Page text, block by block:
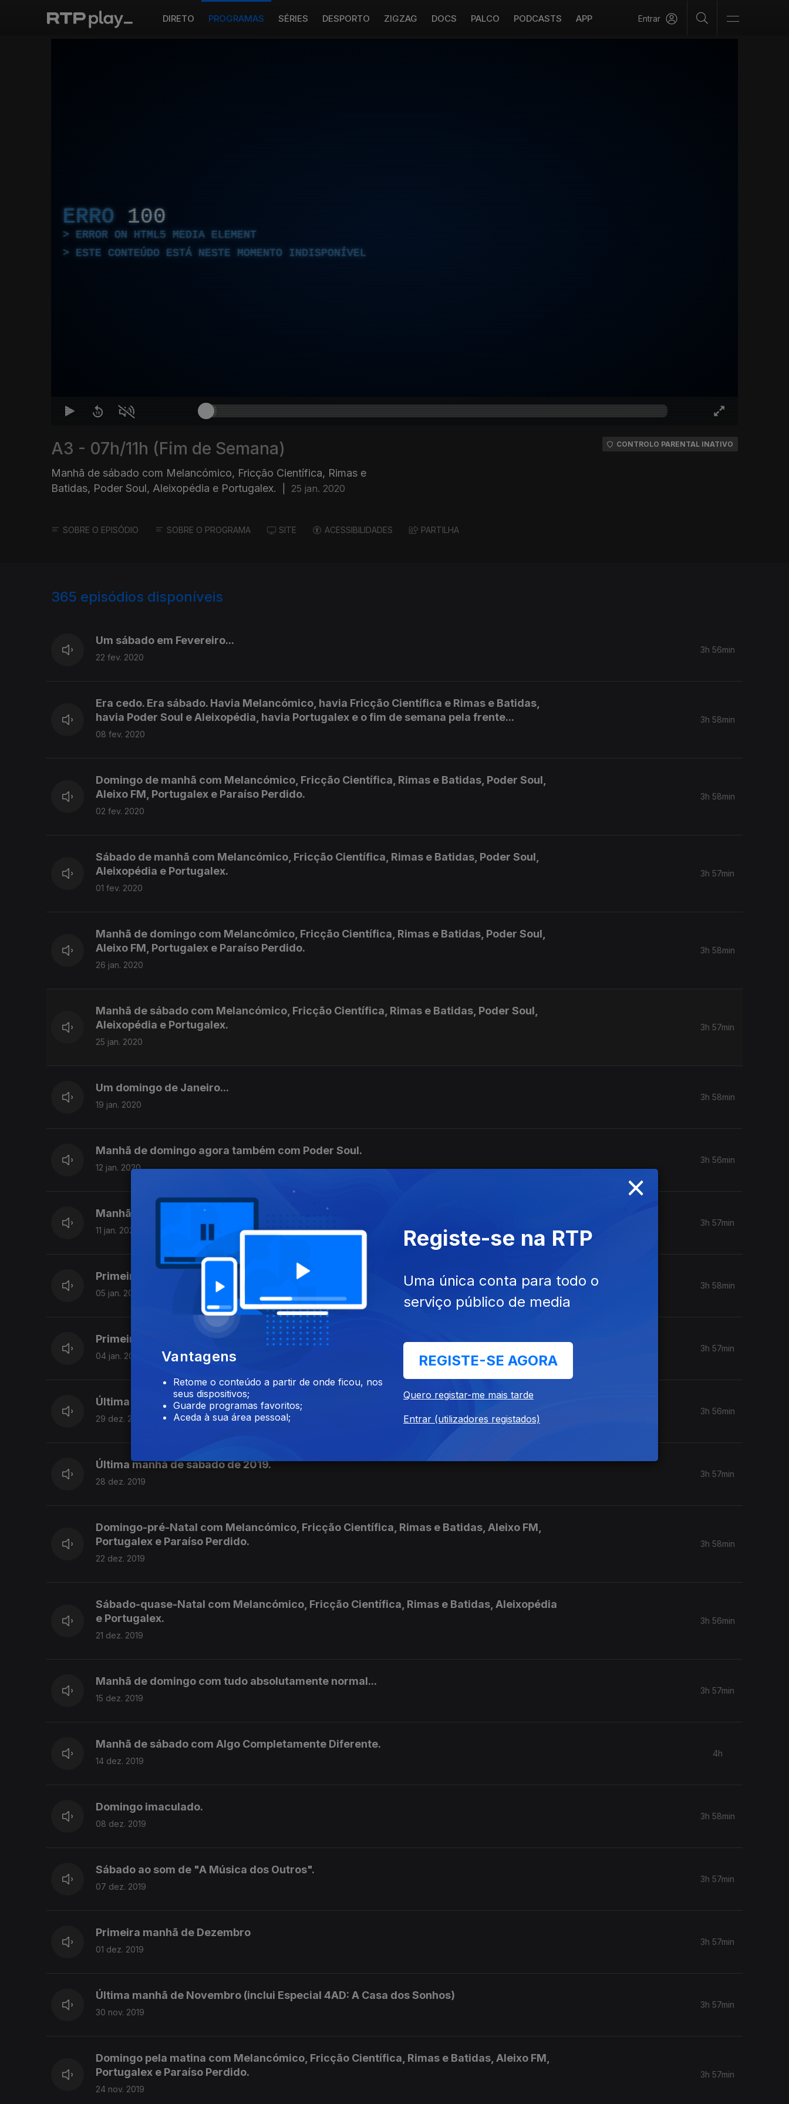
DIRETO PROGRAMAS SÉRIES DESPORTO ZIGZAG DOCS PALCO PODCASTS APP Entrar
ERRO 100
ERROR ON HTML5 MEDIA ELEMENT
ESTE CONTEÚDO ESTÁ NESTE MOMENTO INDISPONÍVEL
A3 - 07h/11h (Fim de Semana)
Manhã de sábado com Melancómico, Fricção Científica, Rimas e
Batidas, Poder Soul, Aleixopédia e Portugalex.
25 jan. 2020
CONTROLO PARENTAL INATIVO
SOBRE O EPISÓDIO SOBRE O PROGRAMA SITE ACESSIBILIDADES PARTILHA
365 episódios disponíveis
Um sábado em Fevereiro...
22 fev. 2020
3h 56min
Era cedo. Era sábado. Havia Melancómico, havia Fricção Científica e Rimas e Batidas,
havia Poder Soul e Aleixopédia, havia Portugalex e o fim de semana pela frente...
08 fev. 2020
3h 58min
Domingo de manhã com Melancómico, Fricção Científica, Rimas e Batidas, Poder Soul,
Aleixo FM, Portugalex e Paraíso Perdido.
02 fev. 2020
3h 58min
Sábado de manhã com Melancómico, Fricção Científica, Rimas e Batidas, Poder Soul,
Aleixopédia e Portugalex.
01 fev. 2020
3h 57min
Manhã de domingo com Melancómico, Fricção Científica, Rimas e Batidas, Poder Soul,
Aleixo FM, Portugalex e Paraíso Perdido.
26 jan. 2020
3h 58min
Manhã de sábado com Melancómico, Fricção Científica, Rimas e Batidas, Poder Soul,
Aleixopédia e Portugalex.
25 jan. 2020
3h 57min
Um domingo de Janeiro...
19 jan. 2020
3h 58min
Manhã de domingo agora também com Poder Soul.
12 jan. 2020
3h 56min
Manhã de sábado com Poder Soul, cara de sono e "Os Rostos de Madame X".
11 jan. 2020
3h 57min
Primeira manhã de domingo de 2020.
05 jan. 2020
3h 58min
Primeira manhã de sábado de 2020.
04 jan. 2020
3h 57min
Última manhã de domingo de 2019.
29 dez. 2019
3h 56min
Última manhã de sábado de 2019.
28 dez. 2019
3h 57min
Domingo-pré-Natal com Melancómico, Fricção Científica, Rimas e Batidas, Aleixo FM,
Portugalex e Paraíso Perdido.
22 dez. 2019
3h 58min
Sábado-quase-Natal com Melancómico, Fricção Científica, Rimas e Batidas, Aleixopédia
e Portugalex.
21 dez. 2019
3h 56min
Manhã de domingo com tudo absolutamente normal...
15 dez. 2019
3h 57min
Manhã de sábado com Algo Completamente Diferente.
14 dez. 2019
4h
Domingo imaculado.
08 dez. 2019
3h 58min
Sábado ao som de "A Música dos Outros".
07 dez. 2019
3h 57min
Primeira manhã de Dezembro
01 dez. 2019
3h 57min
Última manhã de Novembro (inclui Especial 4AD: A Casa dos Sonhos)
30 nov. 2019
3h 57min
Domingo pela matina com Melancómico, Fricção Científica, Rimas e Batidas, Aleixo FM,
Portugalex e Paraíso Perdido.
24 nov. 2019
3h 57min
×
Vantagens
Retome o conteúdo a partir de onde ficou, nos
seus dispositivos;
Guarde programas favoritos;
Aceda à sua área pessoal;
Registe-se na RTP
Uma única conta para todo o
serviço público de media
REGISTE-SE AGORA
Quero registar-me mais tarde
Entrar (utilizadores registados)